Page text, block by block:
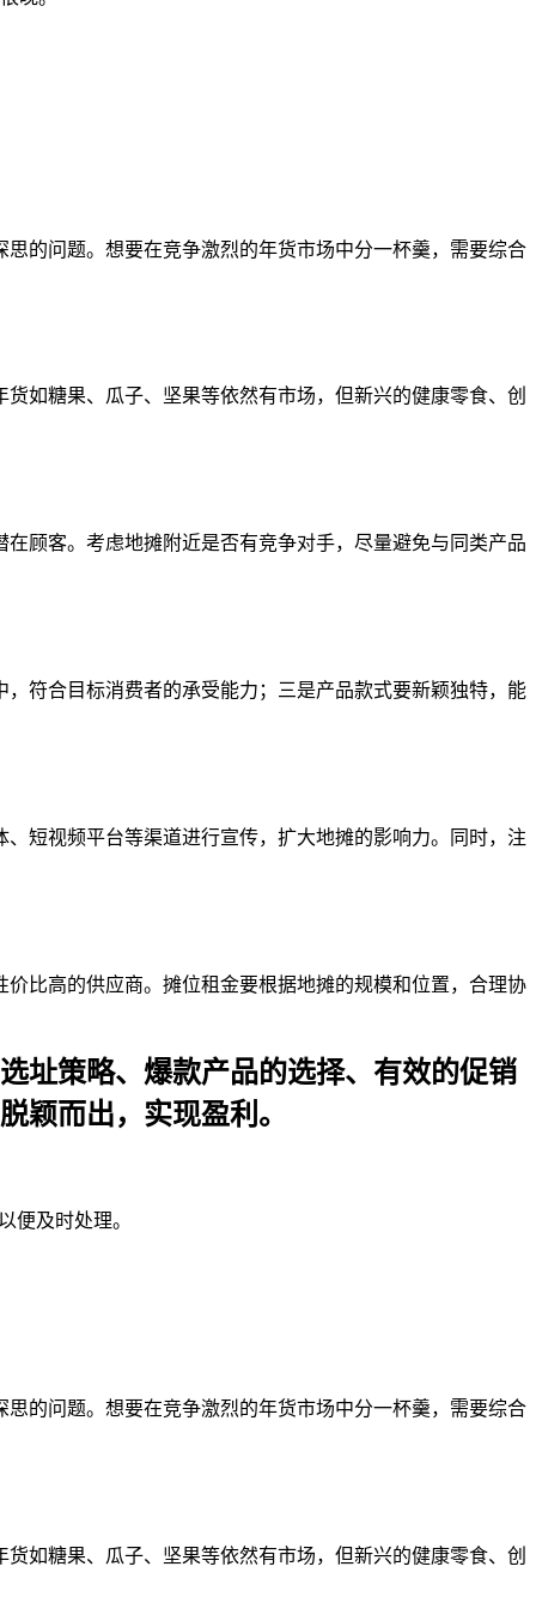
的问题。想要在竞争激烈的年货市场中分一杯羹，需要综合
如糖果、瓜子、坚果等依然有市场，但新兴的健康零食、创
顾客。考虑地摊附近是否有竞争对手，尽量避免与同类产品
符合目标消费者的承受能力；三是产品款式要新颖独特，能
短视频平台等渠道进行宣传，扩大地摊的影响力。同时，注
比高的供应商。摊位租金要根据地摊的规模和位置，合理协
址策略、爆款产品的选择、有效的促销
颖而出，实现盈利。
便及时处理。
的问题。想要在竞争激烈的年货市场中分一杯羹，需要综合
如糖果、瓜子、坚果等依然有市场，但新兴的健康零食、创